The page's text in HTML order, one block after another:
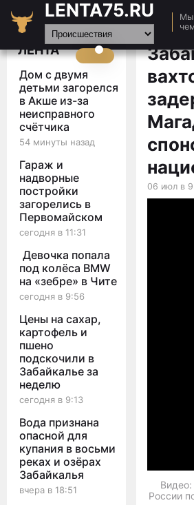
LENTA75.RU
Мы
Главная
Новости
Видео
Статьи
ЛЕНТА
Дом с двумя
детьми загорелся
в Акше из-за
неисправного
счётчика
54 минуты назад
Гараж и
надворные
постройки
загорелись в
Первомайском
сегодня в 11:31
Девочка попала
под колёса BMW
на «зебре» в Чите
сегодня в 9:56
Цены на сахар,
картофель и
пшено
подскочили в
Забайкалье за
неделю
сегодня в 9:13
Вода признана
опасной для
купания в восьми
реках и озёрах
Забайкалья
вчера в 18:51
06 июл в
России